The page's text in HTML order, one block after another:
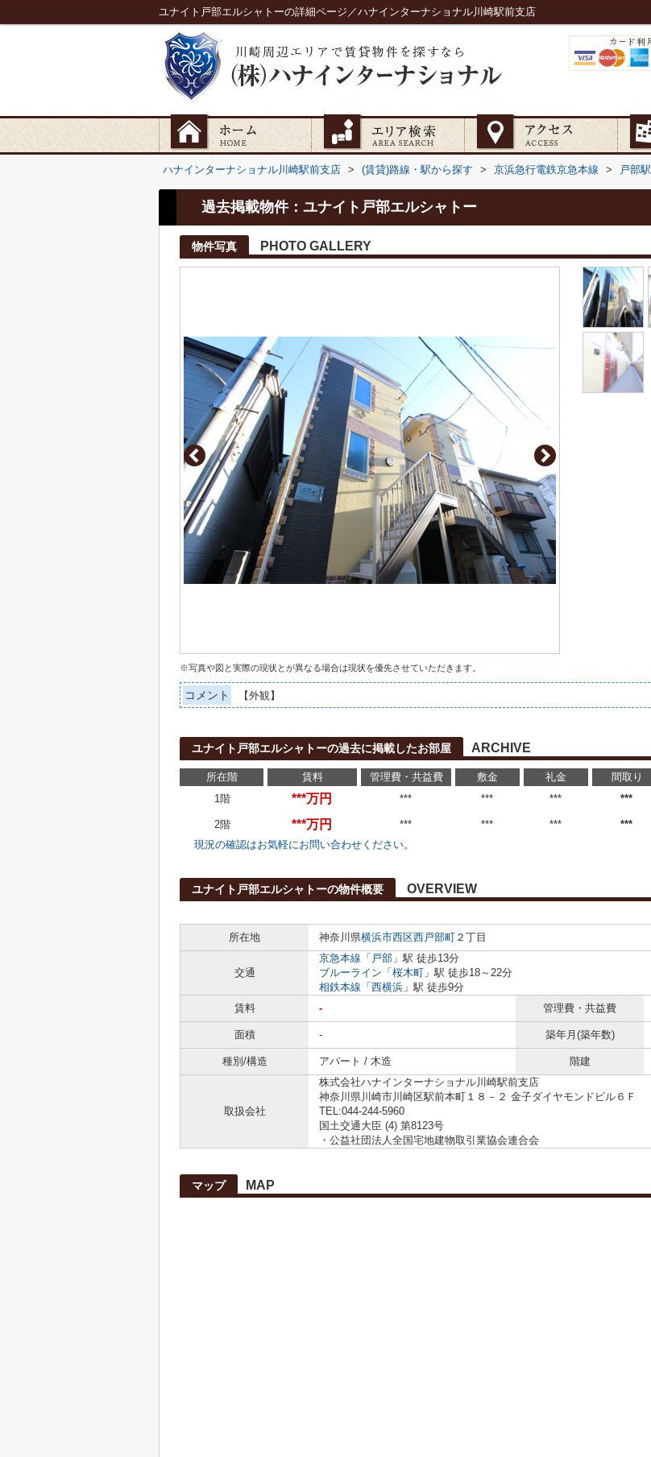
ユナイト戸部エルシャトーの詳細ページ／ハナインターナショナル川崎駅前支店
ハナインターナショナル川崎駅前支店 > (賃貸)路線・駅から探す > 京浜急行電鉄京急本線 > 戸部駅
過去掲載物件：ユナイト戸部エルシャトー
物件写真 PHOTO GALLERY
※写真や図と実際の現状とが異なる場合は現状を優先させていただきます。
コメント 【外観】
ユナイト戸部エルシャトーの過去に掲載したお部屋 ARCHIVE
所在階 賃料 管理費・共益費 敷金 礼金 間取り
1階
***万円 *** *** *** ***
2階 ***万円 *** *** *** ***
現況の確認はお気軽にお問い合わせください。
ユナイト戸部エルシャトーの物件概要 OVERVIEW
所在地
神奈川県横浜市西区西戸部町 ２丁目
交通
京急本線 「 戸部 」駅 徒歩13分
ブルーライン 「 桜木町 」駅 徒歩18～22分
相鉄本線 「 西横浜 」駅 徒歩9分
賃料
- 管理費・共益費
面積 - 築年月(築年数)
種別/構造 アパート / 木造 階建
取扱会社
株式会社ハナインターナショナル川崎駅前支店
神奈川県川崎市川崎区駅前本町１８－２ 金子ダイヤモンドビル６Ｆ
TEL:044-244-5960
国土交通大臣 (4) 第8123号
・公益社団法人全国宅地建物取引業協会連合会
マップ MAP